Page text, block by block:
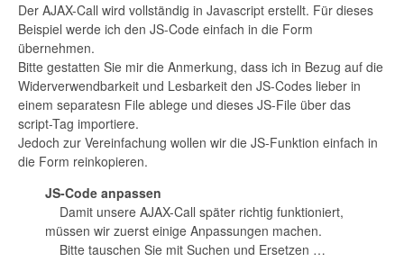
Der AJAX-Call wird vollständig in Javascript erstellt. Für dieses
Beispiel werde ich den JS-Code einfach in die Form
übernehmen.
Bitte gestatten Sie mir die Anmerkung, dass ich in Bezug auf die
Widerverwendbarkeit und Lesbarkeit den JS-Codes lieber in
einem separatesn File ablege und dieses JS-File über das
script-Tag importiere.
Jedoch zur Vereinfachung wollen wir die JS-Funktion einfach in
die Form reinkopieren.
JS-Code anpassen
Damit unsere AJAX-Call später richtig funktioniert,
müssen wir zuerst einige Anpassungen machen.
Bitte tauschen Sie mit Suchen und Ersetzen …